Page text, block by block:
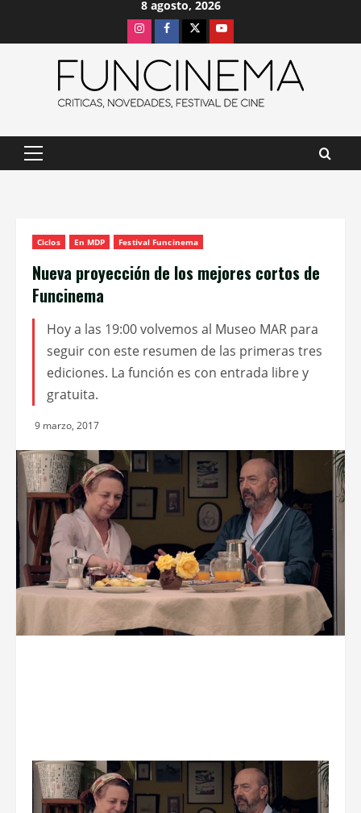
8 agosto, 2026
InstagramFacebook
X Youtube
Menú
Ciclos En MDP Festival Funcinema
Nueva proyección de los mejores cortos de
Funcinema
Hoy a las 19:00 volvemos al Museo MAR para
seguir con este resumen de las primeras tres
ediciones. La función es con entrada libre y
gratuita.
9 marzo, 2017